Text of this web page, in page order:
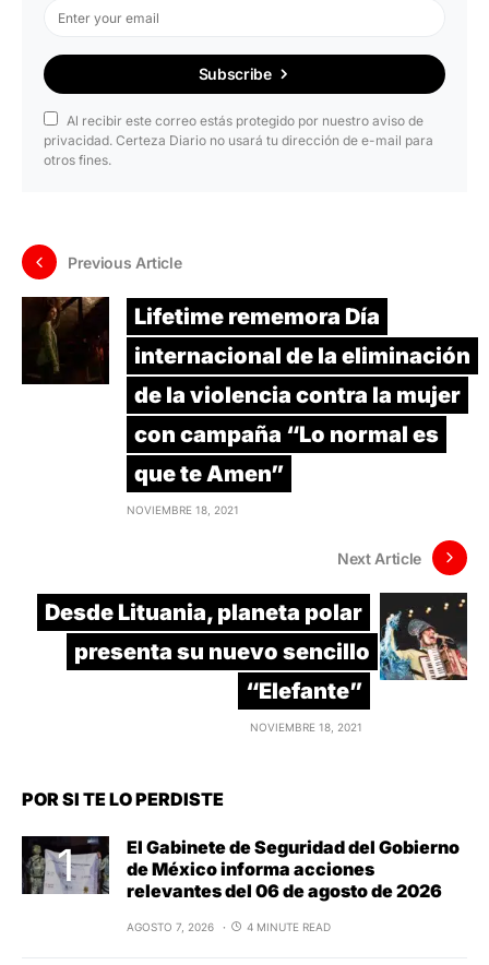
Subscribe
Al recibir este correo estás protegido por nuestro aviso de
privacidad. Certeza Diario no usará tu dirección de e-mail para
otros fines.
Previous Article
Lifetime rememora Día
internacional de la eliminación
de la violencia contra la mujer
con campaña “Lo normal es
que te Amen”
NOVIEMBRE 18, 2021
Next Article
Desde Lituania, planeta polar
presenta su nuevo sencillo
“Elefante”
NOVIEMBRE 18, 2021
POR SI TE LO PERDISTE
El Gabinete de Seguridad del Gobierno
de México informa acciones
relevantes del 06 de agosto de 2026
AGOSTO 7, 2026 4 MINUTE READ